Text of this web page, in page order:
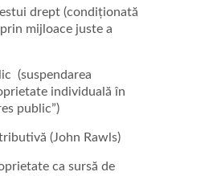
drept (condiționată
mijloace juste a
(suspendarea
individuală în
public”)
(John Rawls)
ca sursă de